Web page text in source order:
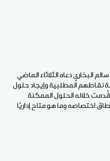
البخاري دعاه الثلاثاء الماضي
نقاطهم المطلبية وإيجاد حلول
وقُدمت خلاله الحلول الممكنة
اختصاصه وما هو متاح إداريًا